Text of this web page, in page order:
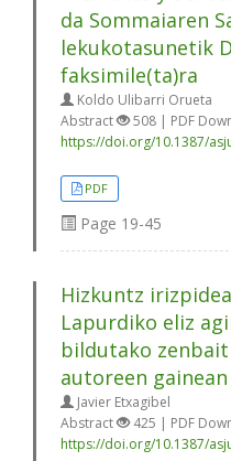
da Sommaiaren
lekukotasunetik
faksimile(ta)ra
Koldo Ulibarri Orueta
Abstract
508 | PDF
https://doi.org/10.1387/
PDF
Page 19-45
Hizkuntz
Lapurdiko eliz
bildutako
autoreen gainean
Javier Etxagibel
Abstract
425 | PDF
https://doi.org/10.1387/